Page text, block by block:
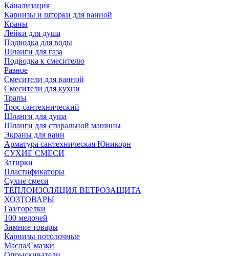
Канализация
Карнизы и шторки для ванной
Краны
Лейки для душа
Подводка для воды
Шланги для газа
Подводка к смесителю
Разное
Смесители для ванной
Смесители для кухни
Трапы
Трос сантехнический
Шланги для душа
Шланги для стиральной машины
Экраны для ванн
Арматура сантехническая Юникорн
СУХИЕ СМЕСИ
Затирки
Пластификаторы
Сухие смеси
ТЕПЛОИЗОЛЯЦИЯ ВЕТРОЗАЩИТА
ХОЗТОВАРЫ
Газ/горелки
100 мелочей
Зимние товары
Карнизы потолочные
Масла/Смазки